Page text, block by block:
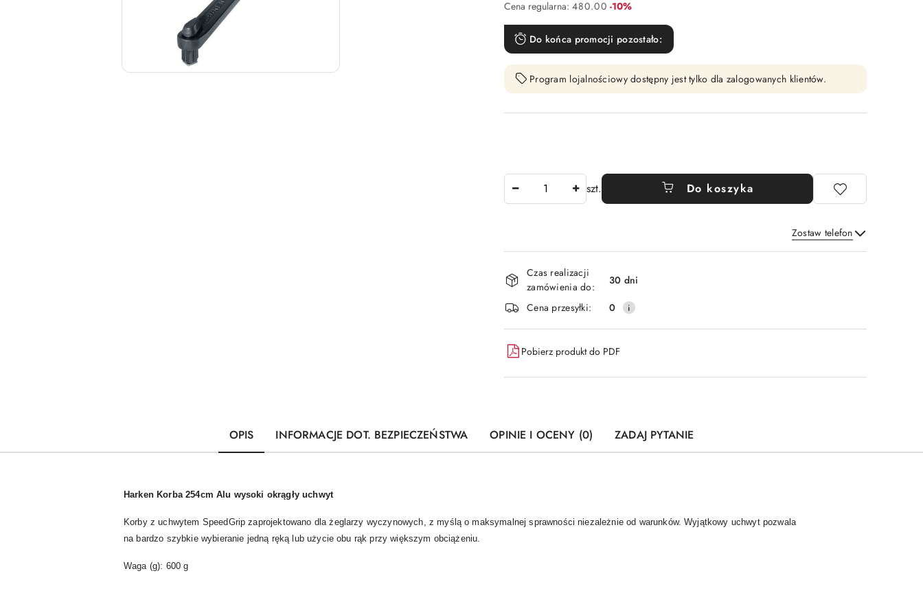
Cena regularna: 480.00 Rabat:
-10%
Do końca promocji pozostało:
Program lojalnościowy dostępny jest tylko dla zalogowanych klientów.
szt. Do koszyka
Zostaw telefon
Wyślij
Dostępność
i
dostawa
Czas realizacji
zamówienia do:
30 dni
Cena przesyłki:
0
Pobierz produkt do PDF
OPIS INFORMACJE DOT. BEZPIECZEŃSTWA OPINIE I OCENY (0) ZADAJ PYTANIE
Harken Korba 254cm Alu wysoki okrągły uchwyt
Korby z uchwytem SpeedGrip zaprojektowano dla żeglarzy wyczynowych, z myślą o maksymalnej sprawności niezależnie od warunków. Wyjątkowy uchwyt pozwala
na bardzo szybkie wybieranie jedną ręką lub użycie obu rąk przy większym obciążeniu.
Waga (g): 600 g